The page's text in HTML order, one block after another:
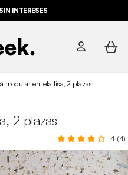
INTERESES
modular en tela lisa, 2 plazas
2 plazas
4 (4)